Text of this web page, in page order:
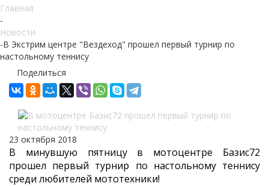
Главная
-
Новости
-В Экстрим центре "Вездеход" прошел первый турнир по
настольному теннису
Поделиться
23 октября 2018
В минувшую пятницу в мотоцентре Базис72
прошел первый турнир по настольному теннису
среди любителей мототехники!